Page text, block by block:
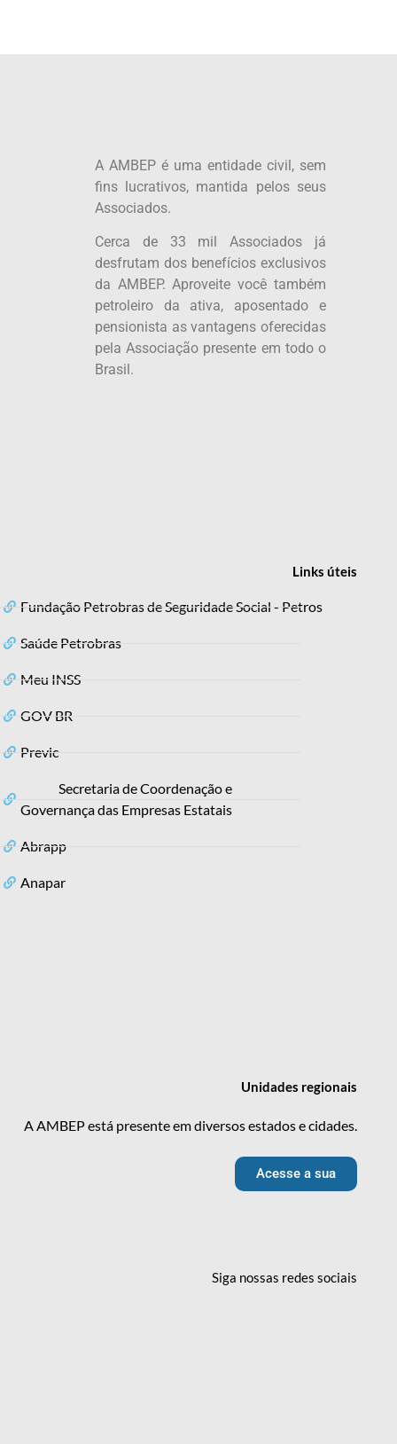
A AMBEP é uma entidade civil, sem
fins lucrativos, mantida pelos seus
Associados.
Cerca de 33 mil Associados já
desfrutam dos benefícios exclusivos
da AMBEP. Aproveite você também
petroleiro da ativa, aposentado e
pensionista as vantagens oferecidas
pela Associação presente em todo o
Brasil.
Linksúteis
Fundação Petrobras de Seguridade Social - Petros
Saúde Petrobras
Meu INSS
GOV BR
Previc
Secretaria de Coordenação e
Governança das Empresas Estatais
Abrapp
Anapar
Unidades regionais
A AMBEP está presente em diversos estados e cidades.
Acesse a sua
Siga nossas redessociais